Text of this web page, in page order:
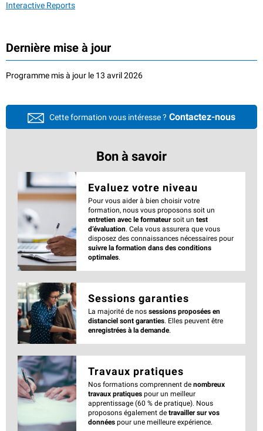
Interactive Reports
Dernière mise à jour
Programme mis à jour le 13 avril 2026
Cette formation vous intéresse ? Contactez-nous
Bon à savoir
Evaluez votre niveau
Pour vous aider à bien choisir votre
formation, nous vous proposons soit un
entretien avec le formateursoit un test
d’évaluation. Cela vous assurera que vous
disposez des connaissances nécessaires pour
suivre la formation dans des conditions
optimales.
Sessions garanties
La majorité de nos sessions proposées en
distanciel sont garanties. Elles peuvent être
enregistrées à la demande.
Travaux pratiques
Nos formations comprennent de nombreux
travaux pratiques pour un meilleur
apprentissage (60 % de pratique). Nous
proposons également de travailler sur vos
données pour une meilleure expérience.